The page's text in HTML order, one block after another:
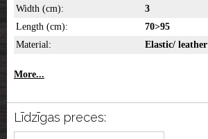
Width (cm):
3
Length (cm):
70>95
Material:
Elastic/ leather
More...
Līdzīgas preces: